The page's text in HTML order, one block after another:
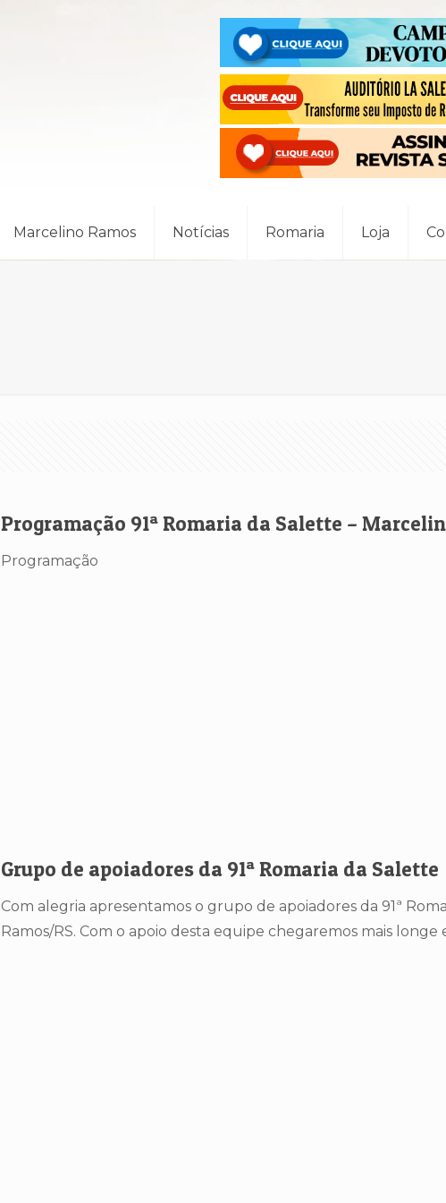
Marcelino Ramos Notícias Romaria Loja
Programação 91ª Romaria da Salette –
Programação
Grupo de apoiadores da 91ª Romaria da Salette
Com alegria apresentamos o grupo de apoiadores da 91ª
Ramos/RS. Com o apoio desta equipe chegaremos mais longe